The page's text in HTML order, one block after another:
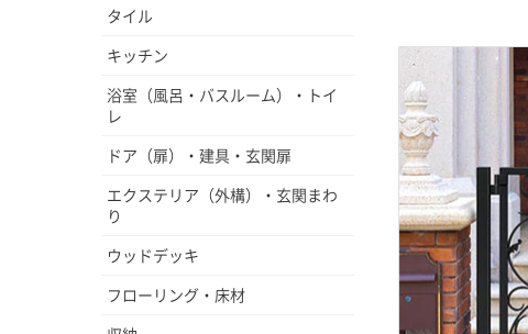
タイル
キッチン
浴室（風呂・バスルーム）・トイ
レ
ドア（扉）・建具・玄関扉
エクステリア（外構）・玄関まわ
り
ウッドデッキ
フローリング・床材